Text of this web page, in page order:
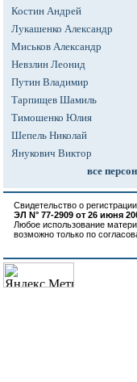
Костин Андрей
Лукашенко Александр
Миськов Александр
Невзлин Леонид
Путин Владимир
Тарпищев Шамиль
Тимошенко Юлия
Шепель Николай
Янукович Виктор
все
Свидетельство о
ЭЛ N° 77-2909 от 26 июня
Любое использование
возможно только по